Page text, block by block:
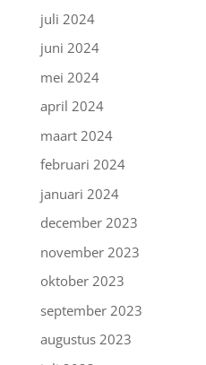
juli 2024
juni 2024
mei 2024
april 2024
maart 2024
februari 2024
januari 2024
december 2023
november 2023
oktober 2023
september 2023
augustus 2023